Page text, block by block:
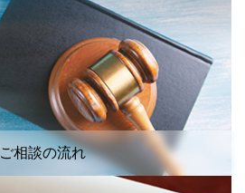
ご相談の流れ